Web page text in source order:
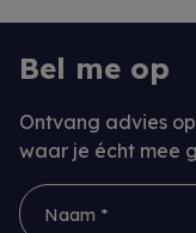
Bel me op
Ontvang advies
waar je écht mee
Naam *